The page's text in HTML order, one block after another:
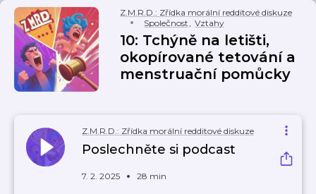
Z.M.R.D.: Zřídka morální redditové diskuze
Společnost, Vztahy
10: Tchýně na letišti,
okopírované tetování a
menstruační pomůcky
Z.M.R.D.: Zřídka morální redditové diskuze
Poslechněte si podcast
7. 2. 2025 28 min